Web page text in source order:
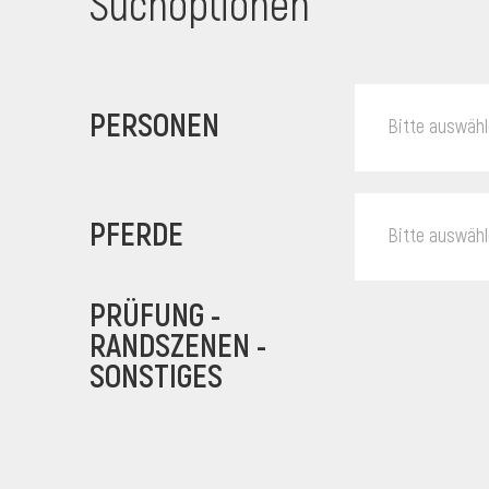
PERSONEN Bitte
PFERDE Bitte
PRÜFUNG -
RANDSZENEN -
SONSTIGES